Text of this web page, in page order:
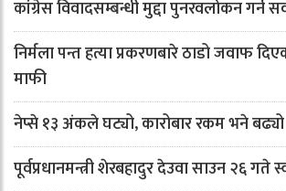
कांग्रेस विवादसम्बन्धी मुद्दा पुनरवलोकन गर्न
निर्मला पन्त हत्या प्रकरणबारे ठाडो जवाफ
माफी
नेप्से १३ अंकले घट्यो, कारोबार रकम भने बढ्यो
पूर्वप्रधानमन्त्री शेरबहादुर देउवा साउन २६ गते